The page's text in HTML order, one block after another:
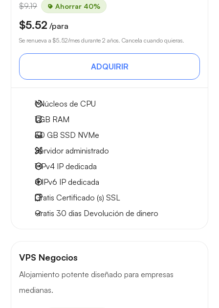
$9.19 Ahorrar 40%
$5.52 /para
Se renueva a $5.52/mes durante 2 años. Cancela cuando quieras.
ADQUIRIR
1Núcleos de CPU
1 GB RAM
30 GB SSD NVMe
Servidor administrado
1 IPv4 IP dedicada
4 IPv6 IP dedicada
Gratis Certificado (s) SSL
Gratis 30 dias Devolución de dinero
VPS Negocios
Alojamiento potente diseñado para empresas
medianas.